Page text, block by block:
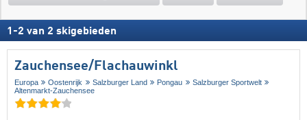
1 -2 van 2 skigebieden
Zauchensee/​Flachauwinkl
Europa Oostenrijk Salzburger Land Pongau
Salzburger Sportwelt
Altenmarkt-Zauchensee